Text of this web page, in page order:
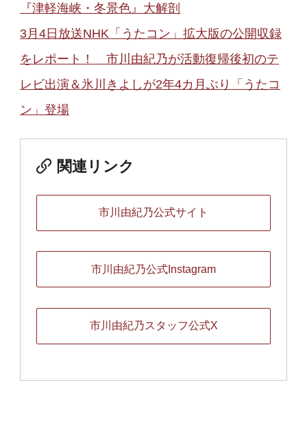
『津軽海峡・冬景色』大解剖
3月4日放送NHK「うたコン」拡大版の公開収録
をレポート！ 市川由紀乃が活動復帰後初のテ
レビ出演＆氷川きよしが2年4カ月ぶり「うたコ
ン」登場
関連リンク
市川由紀乃公式サイト
市川由紀乃公式Instagram
市川由紀乃スタッフ公式X